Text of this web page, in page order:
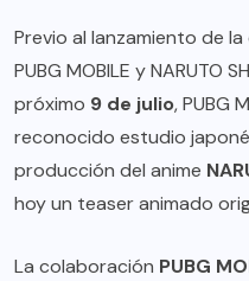
Previo al lanzamiento de
PUBG MOBILE y NARUTO
próximo 9 de julio, PUBG
reconocido estudio
producción del anime
hoy un teaser animado
La colaboración PUBG